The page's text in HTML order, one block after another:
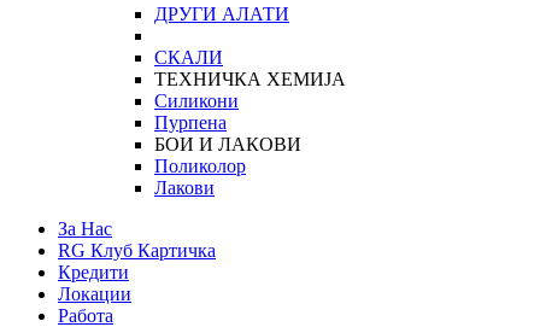
ДРУГИ АЛАТИ
СКАЛИ
ТЕХНИЧКА ХЕМИЈА
Силикони
Пурпена
БОИ И ЛАКОВИ
Поликолор
Лакови
За Нас
RG Клуб Картичка
Кредити
Локации
Работа